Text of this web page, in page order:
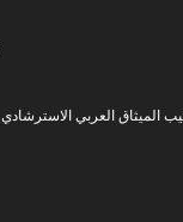
الميثاق العربي الاسترشادي